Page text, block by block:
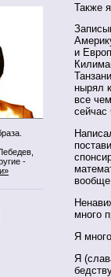
-
Также
и
нырял
все
сейчас
много
Я
Я